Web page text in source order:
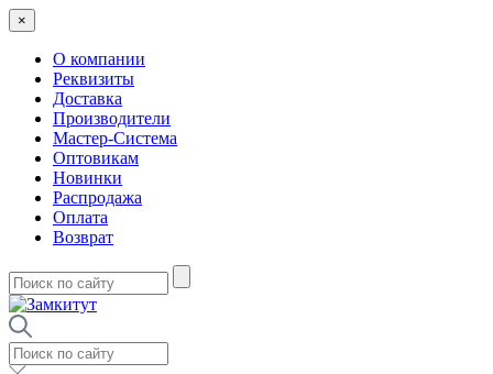
×
О компании
Реквизиты
Доставка
Производители
Мастер-Система
Оптовикам
Новинки
Распродажа
Оплата
Возврат